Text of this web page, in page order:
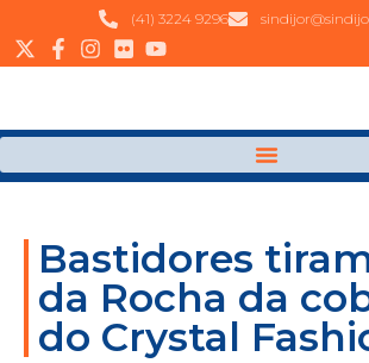
(41) 3224 9296
Bastidores
da Rocha da
do Crystal